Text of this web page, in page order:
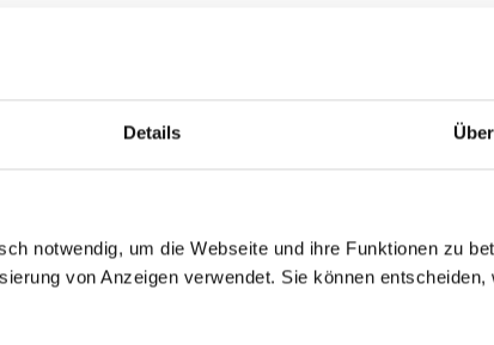
Details
notwendig, um die Webseite und ihre Funktionen zu
von Anzeigen verwendet. Sie können entscheiden,
Batterie 1,5 V